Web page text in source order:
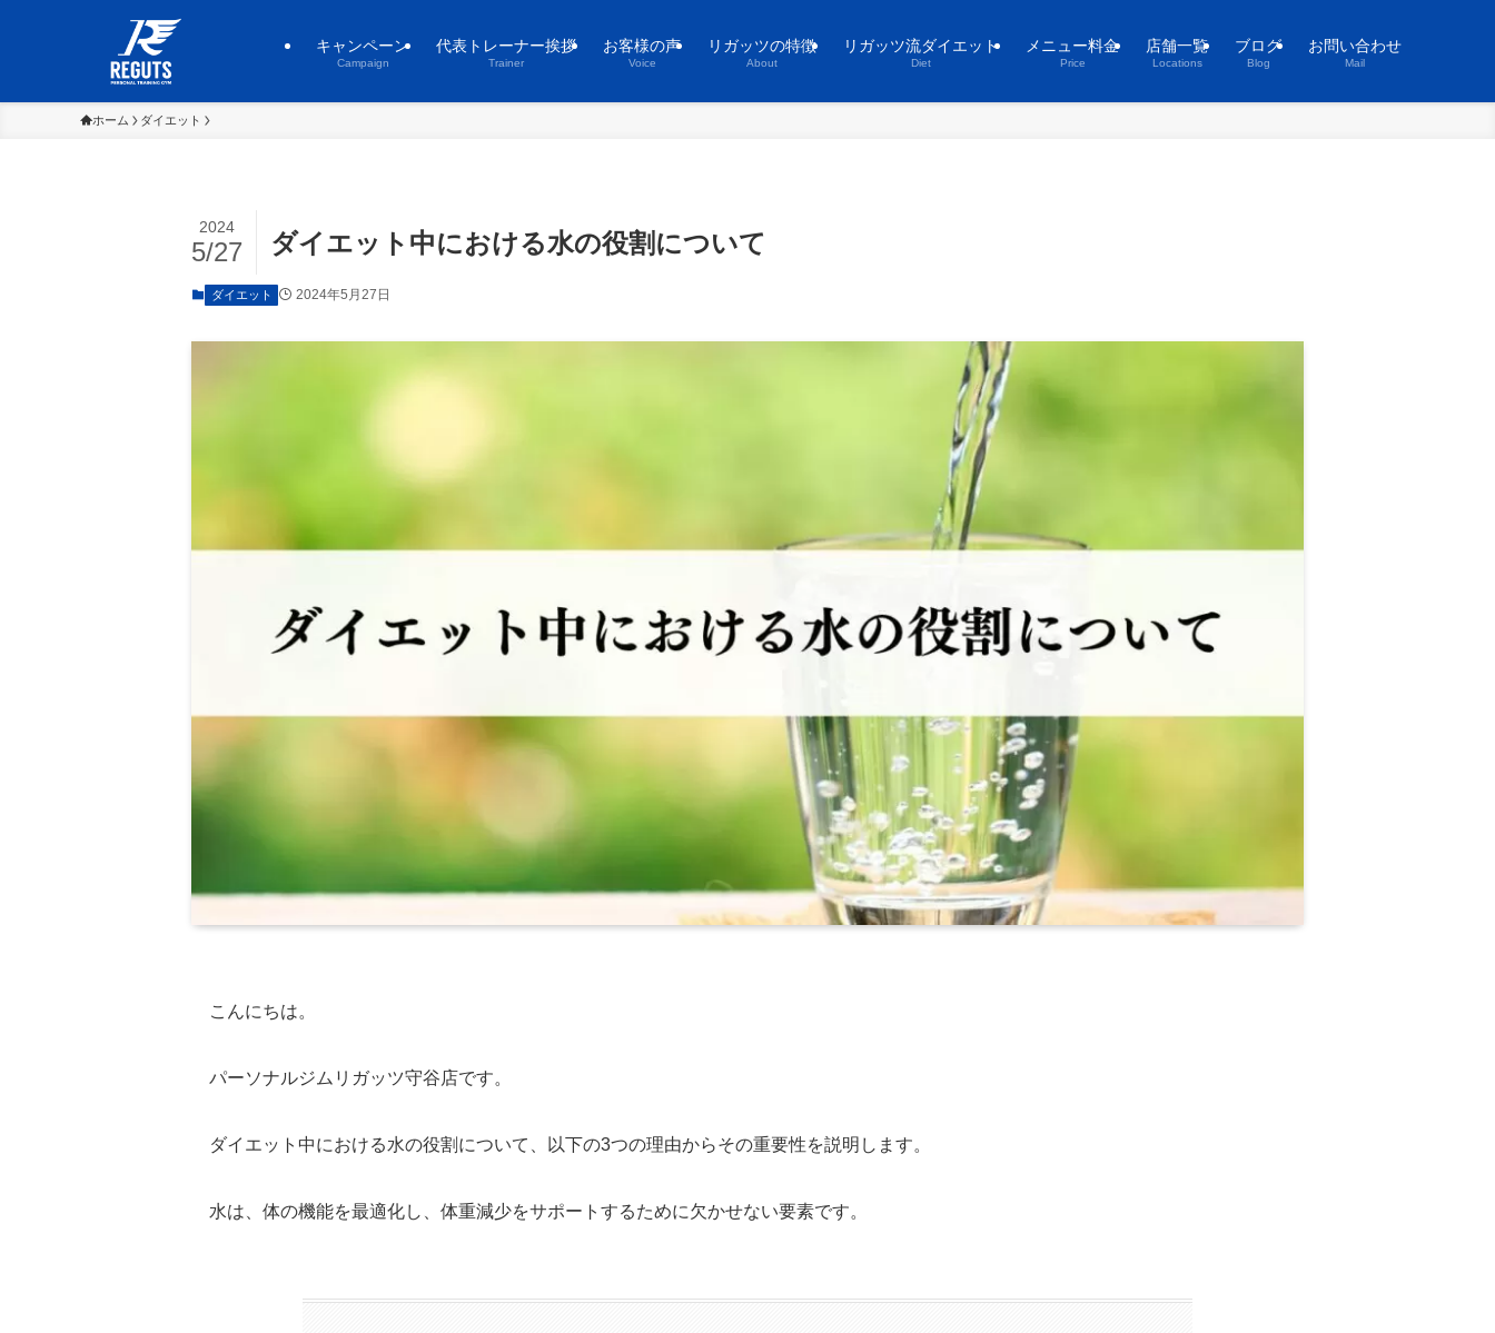
キャンペーン
Campaign
代表トレーナー挨拶
Trainer
お客様の声
Voice
リガッツの特徴
About
リガッツ流ダイエット
Diet
メニュー料金
Price
店舗一覧
Locations
ブログ
Blog
お問い合わせ
Mail
ホーム ダイエット
ダイエット中における水の役割について
2024
5/27
ダイエット 2024年5月27日
こんにちは。
パーソナルジムリガッツ守谷店です。
ダイエット中における水の役割について、以下の3つの理由からその重要性を説明します。
水は、体の機能を最適化し、体重減少をサポートするために欠かせない要素です。